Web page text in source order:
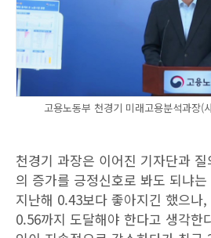
고용노동부 천경기 미래고용분석과장(
천경기 과장은 이어진 기자단과
의 증가를 긍정신호로 봐도 되냐
지난해 0.43보다 좋아지긴 했으나
0.56까지 도달해야 한다고 생각한